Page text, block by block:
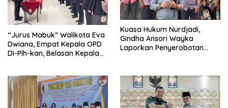
“Jurus Mabuk” Walikota Eva
Dwiana, Empat Kepala OPD
Di-Plh-kan, Belasan Kepala
Kuasa Hukum Nurdjadi,
Gindha Ansori Wayka
Laporkan Penyerobotan